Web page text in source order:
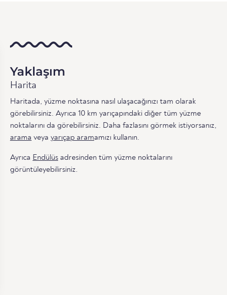
Yaklaşım
Harita
Haritada, yüzme noktasına nasıl ulaşacağınızı tam olarak
görebilirsiniz. Ayrıca 10 km yarıçapındaki diğer tüm yüzme
noktalarını da görebilirsiniz. Daha fazlasını görmek istiyorsanız,
arama veya yarıçap aramamızı kullanın.
Ayrıca Endülüs adresinden tüm yüzme noktalarını
görüntüleyebilirsiniz.